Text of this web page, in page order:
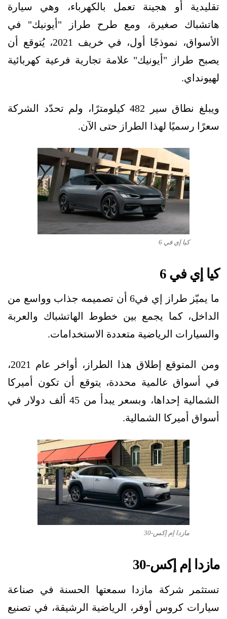
تقليدية أو هجينة تعمل بالكهرباء، وهي سيارة
هاتشباك صغيرة، ومع طرح طراز "أيونيك" في
الأسواق، نموذجًا أول، في خريف 2021، يُتوقع أن
يصبح طراز "أيونيك" علامة تجارية فرعية كهربائية
لهيونداي.
ويبلغ نطاق سير 482 كيلومترًا، ولم تحدّد الشركة
سعرًا رسميًا لهذا الطراز حتى الآن.
كيا إي في 6
كيا إي في 6
ما يميّز طراز إي في6 أن تصميمه جذاب وواسع من
الداخل، كما يجمع بين خطوط الهاتشباك والعربة
والسيارات الرياضية متعددة الاستخدامات.
ومن المتوقع إطلاق هذا الطراز، أواخر عام 2021،
في أسواق عالمية محددة، يتوقع أن تكون أميركا
الشمالية إحداها، وبسعر يبدأ من 45 ألف دولار في
أسواق أميركا الشمالية.
مازدا إم إكس-30
مازدا إم إكس-30
تستثمر شركة مازدا سمعتها الحسنة في صناعة
سيارات كروس أوفر، الرياضية الرشيقة، في تصنيع